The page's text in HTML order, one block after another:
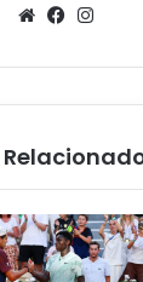
SitioFacebook